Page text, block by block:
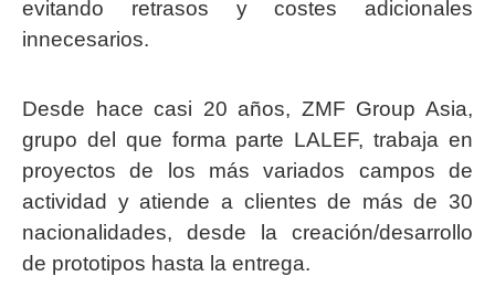
evitando retrasos y costes adicionales
innecesarios.
Desde hace casi 20 años, ZMF Group Asia,
grupo del que forma parte LALEF, trabaja en
proyectos de los más variados campos de
actividad y atiende a clientes de más de 30
nacionalidades, desde la creación/desarrollo
de prototipos hasta la entrega.